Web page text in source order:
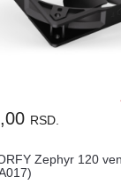
RSD.
Zephyr 120